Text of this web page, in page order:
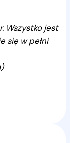
Wszystko jest
się w pełni